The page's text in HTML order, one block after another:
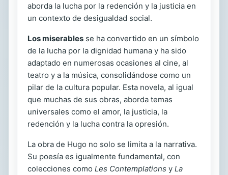
aborda la lucha por la redención y la justicia en
un contexto de desigualdad social.
Los miserables se ha convertido en un símbolo
de la lucha por la dignidad humana y ha sido
adaptado en numerosas ocasiones al cine, al
teatro y a la música, consolidándose como un
pilar de la cultura popular. Esta novela, al igual
que muchas de sus obras, aborda temas
universales como el amor, la justicia, la
redención y la lucha contra la opresión.
La obra de Hugo no solo se limita a la narrativa.
Su poesía es igualmente fundamental, con
colecciones como Les Contemplations y La